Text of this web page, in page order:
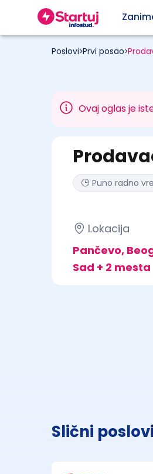
Poslovi>Prvi posao>
Ovaj oglas je
Lokacija
Pančevo,
Sad + 2 mesta
Puno radno
Slični poslovi